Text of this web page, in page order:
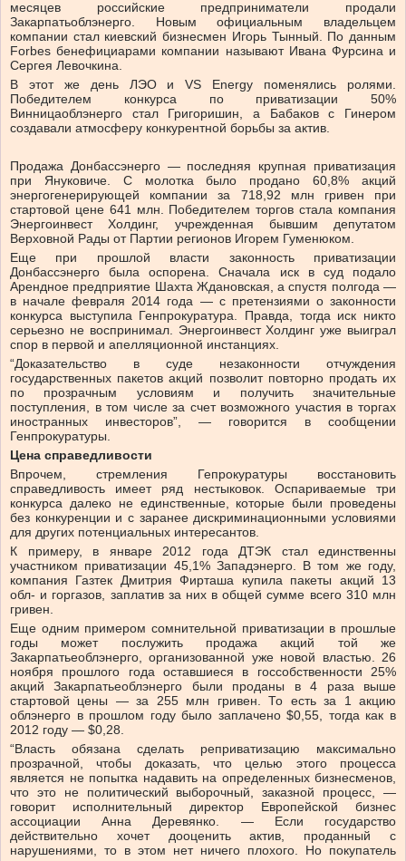
месяцев российские предприниматели продали
Закарпатьоблэнерго. Новым официальным владельцем
компании стал киевский бизнесмен Игорь Тынный. По данным
Forbes бенефициарами компании называют Ивана Фурсина и
Сергея Левочкина.
В этот же день ЛЭО и VS Energy поменялись ролями.
Победителем конкурса по приватизации 50%
Винницаоблэнерго стал Григоришин, а Бабаков с Гинером
создавали атмосферу конкурентной борьбы за актив.
Продажа Донбассэнерго — последняя крупная приватизация
при Януковиче. С молотка было продано 60,8% акций
энергогенерирующей компании за 718,92 млн гривен при
стартовой цене 641 млн. Победителем торгов стала компания
Энергоинвест Холдинг, учрежденная бывшим депутатом
Верховной Рады от Партии регионов Игорем Гуменюком.
Еще при прошлой власти законность приватизации
Донбассэнерго была оспорена. Сначала иск в суд подало
Арендное предприятие Шахта Ждановская, а спустя полгода —
в начале февраля 2014 года — с претензиями о законности
конкурса выступила Генпрокуратура. Правда, тогда иск никто
серьезно не воспринимал. Энергоинвест Холдинг уже выиграл
спор в первой и апелляционной инстанциях.
“Доказательство в суде незаконности отчуждения
государственных пакетов акций позволит повторно продать их
по прозрачным условиям и получить значительные
поступления, в том числе за счет возможного участия в торгах
иностранных инвесторов”, — говорится в сообщении
Генпрокуратуры.
Цена справедливости
Впрочем, стремления Гепрокуратуры восстановить
справедливость имеет ряд нестыковок. Оспариваемые три
конкурса далеко не единственные, которые были проведены
без конкуренции и с заранее дискриминационными условиями
для других потенциальных интересантов.
К примеру, в январе 2012 года ДТЭК стал единственны
участником приватизации 45,1% Западэнерго. В том же году,
компания Газтек Дмитрия Фирташа купила пакеты акций 13
обл- и горгазов, заплатив за них в общей сумме всего 310 млн
гривен.
Еще одним примером сомнительной приватизации в прошлые
годы может послужить продажа акций той же
Закарпатьеоблэнерго, организованной уже новой властью. 26
ноября прошлого года оставшиеся в госсобственности 25%
акций Закарпатьеоблэнерго были проданы в 4 раза выше
стартовой цены — за 255 млн гривен. То есть за 1 акцию
облэнерго в прошлом году было заплачено $0,55, тогда как в
2012 году — $0,28.
“Власть обязана сделать реприватизацию максимально
прозрачной, чтобы доказать, что целью этого процесса
является не попытка надавить на определенных бизнесменов,
что это не политический выборочный, заказной процесс, —
говорит исполнительный директор Европейской бизнес
ассоциации Анна Деревянко. — Если государство
действительно хочет дооценить актив, проданный с
нарушениями, то в этом нет ничего плохого. Но покупатель